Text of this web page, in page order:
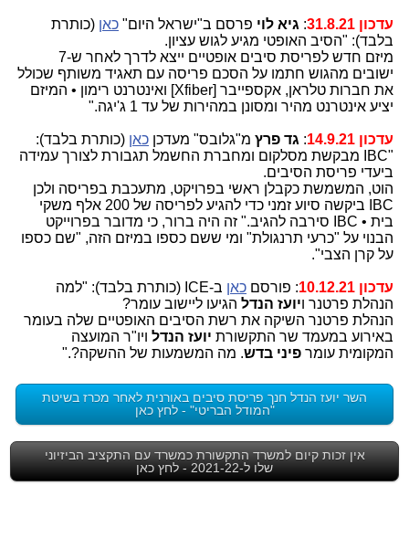
עדכון 31.8.21 : גיא לוי פרסם ב"ישראל היום" כאן (כותרת
בלבד): "הסיב האופטי מגיע לגוש עציון.
מיזם חדש לפריסת סיבים אופטיים ייצא לדרך לאחר ש-7
ישובים מהגוש חתמו על הסכם פריסה עם תאגיד משותף שכולל
את חברות טלראן, אקספייבר [Xfiber] ואינטרנט רימון • המיזם
יציע אינטרנט מהיר ומסונן במהירות של עד 1 ג'יגה."
עדכון 14.9.21 : גד פרץ מ"גלובס" מעדכן כאן (כותרת בלבד):
"IBC מבקשת מסלקום ומחברת החשמל תגבורת לצורך עמידה
ביעדי פריסת הסיבים.
הוט, המשמשת כקבלן ראשי בפרויקט, מתעכבת בפריסה ולכן
IBC ביקשה סיוע זמני כדי להגיע לפריסה של 200 אלף משקי
בית • IBC סירבה להגיב." זה היה ברור, כי מדובר בפרוייקט
הבנוי על "כרעי תרנגולת" ומי ששם כספו במיזם הזה, "שם כספו
על קרן הצבי".
עדכון 10.12.21 : פורסם כאן
ב-ICE (כותרת בלבד): "למה
הנהלת פרטנר ויועז הנדל הגיעו ליישוב עומר?
הנהלת פרטנר השיקה את רשת הסיבים האופטיים שלה בעומר
באירוע במעמד שר התקשורת יועז הנדל ויו"ר המועצה
המקומית עומר פיני בדש. מה המשמעות של ההשקה?."
השר יועז הנדל חנך פריסת סיבים באורנית לאחר מכרז בשיטת
"המודל הבריטי" - לחץ כאן
אין זכות קיום למשרד התקשורת כמשרד עם התקציב הביזיוני
שלו ל-2021-22 - לחץ כאן